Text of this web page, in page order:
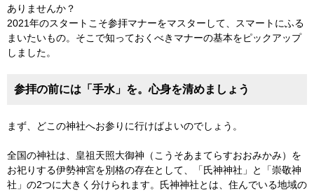
ありませんか？
2021年のスタートこそ参拝マナーをマスターして、スマートにふる
まいたいもの。そこで知っておくべきマナーの基本をピックアップ
しました。
参拝の前には「手水」を。心身を清めましょう
まず、どこの神社へお参りに行けばよいのでしょう。
全国の神社は、皇祖天照大御神（こうそあまてらすおおみかみ）を
お祀りする伊勢神宮を別格の存在として、「氏神神社」と「崇敬神
社」の2つに大きく分けられます。氏神神社とは、住んでいる地域の